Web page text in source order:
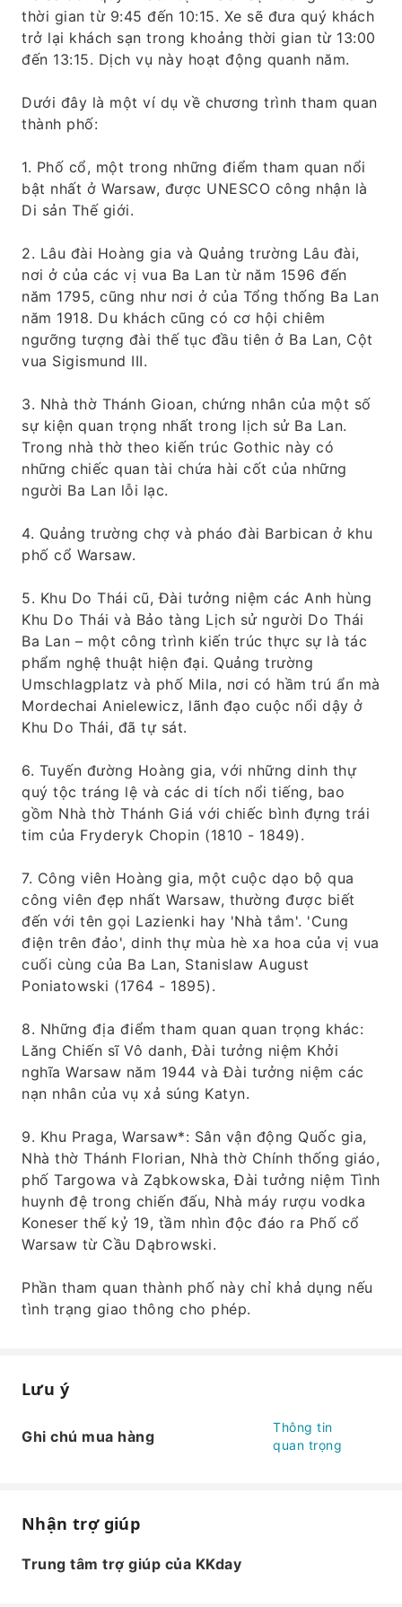
thời gian từ 9:45 đến 10:15. Xe sẽ đưa quý khách
trở lại khách sạn trong khoảng thời gian từ 13:00
đến 13:15. Dịch vụ này hoạt động quanh năm.
Dưới đây là một ví dụ về chương trình tham quan
thành phố:
1. Phố cổ, một trong những điểm tham quan nổi
bật nhất ở Warsaw, được UNESCO công nhận là
Di sản Thế giới.
2. Lâu đài Hoàng gia và Quảng trường Lâu đài,
nơi ở của các vị vua Ba Lan từ năm 1596 đến
năm 1795, cũng như nơi ở của Tổng thống Ba Lan
năm 1918. Du khách cũng có cơ hội chiêm
ngưỡng tượng đài thế tục đầu tiên ở Ba Lan, Cột
vua Sigismund III.
3. Nhà thờ Thánh Gioan, chứng nhân của một số
sự kiện quan trọng nhất trong lịch sử Ba Lan.
Trong nhà thờ theo kiến ​​trúc Gothic này có
những chiếc quan tài chứa hài cốt của những
người Ba Lan lỗi lạc.
4. Quảng trường chợ và pháo đài Barbican ở khu
phố cổ Warsaw.
5. Khu Do Thái cũ, Đài tưởng niệm các Anh hùng
Khu Do Thái và Bảo tàng Lịch sử người Do Thái
Ba Lan – một công trình kiến ​​trúc thực sự là tác
phẩm nghệ thuật hiện đại. Quảng trường
Umschlagplatz và phố Mila, nơi có hầm trú ẩn mà
Mordechai Anielewicz, lãnh đạo cuộc nổi dậy ở
Khu Do Thái, đã tự sát.
6. Tuyến đường Hoàng gia, với những dinh thự
quý tộc tráng lệ và các di tích nổi tiếng, bao
gồm Nhà thờ Thánh Giá với chiếc bình đựng trái
tim của Fryderyk Chopin (1810 - 1849).
7. Công viên Hoàng gia, một cuộc dạo bộ qua
công viên đẹp nhất Warsaw, thường được biết
đến với tên gọi Lazienki hay 'Nhà tắm'. 'Cung
điện trên đảo', dinh thự mùa hè xa hoa của vị vua
cuối cùng của Ba Lan, Stanislaw August
Poniatowski (1764 - 1895).
8. Những địa điểm tham quan quan trọng khác:
Lăng Chiến sĩ Vô danh, Đài tưởng niệm Khởi
nghĩa Warsaw năm 1944 và Đài tưởng niệm các
nạn nhân của vụ xả súng Katyn.
9. Khu Praga, Warsaw*: Sân vận động Quốc gia,
Nhà thờ Thánh Florian, Nhà thờ Chính thống giáo,
phố Targowa và Ząbkowska, Đài tưởng niệm Tình
huynh đệ trong chiến đấu, Nhà máy rượu vodka
Koneser thế kỷ 19, tầm nhìn độc đáo ra Phố cổ
Warsaw từ Cầu Dąbrowski.
Phần tham quan thành phố này chỉ khả dụng nếu
tình trạng giao thông cho phép.
Lưu ý
Ghi chú mua hàng
Thông tin
quan trọng
Nhận trợ giúp
Trung tâm trợ giúp của KKday